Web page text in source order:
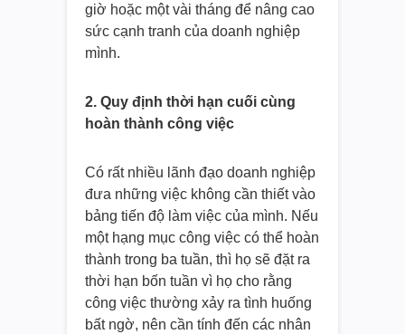
giờ hoặc một vài tháng để nâng cao
sức cạnh tranh của doanh nghiệp
mình.
2. Quy định thời hạn cuối cùng
hoàn thành công việc
Có rất nhiều lãnh đạo doanh nghiệp
đưa những việc không cần thiết vào
bảng tiến độ làm việc của mình. Nếu
một hạng mục công việc có thể hoàn
thành trong ba tuần, thì họ sẽ đặt ra
thời hạn bốn tuần vì họ cho rằng
công việc thường xảy ra tình huống
bất ngờ, nên cần tính đến các nhân